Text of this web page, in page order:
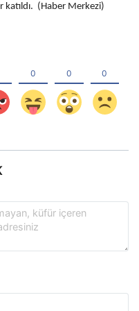
katıldı. (Haber Merkezi)